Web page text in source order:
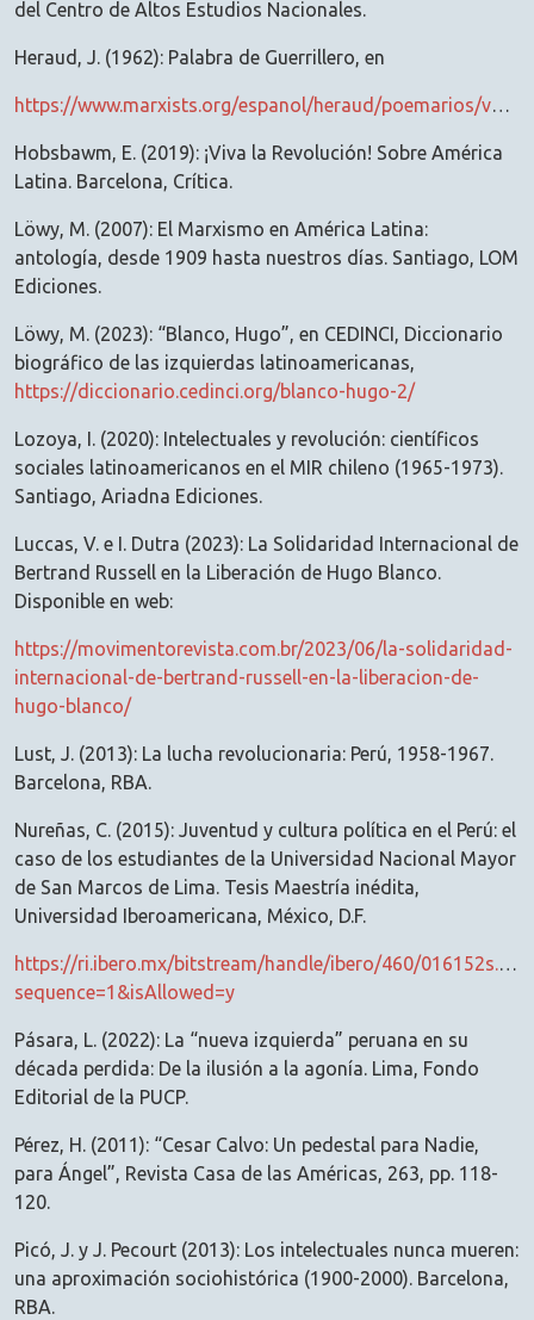
del Centro de Altos Estudios Nacionales.
Heraud, J. (1962): Palabra de Guerrillero, en
https://www.marxists.org/espanol/heraud/poemarios/varios/index.htm
Hobsbawm, E. (2019): ¡Viva la Revolución! Sobre América
Latina. Barcelona, Crítica.
Löwy, M. (2007): El Marxismo en América Latina:
antología, desde 1909 hasta nuestros días. Santiago, LOM
Ediciones.
Löwy, M. (2023): “Blanco, Hugo”, en CEDINCI, Diccionario
biográfico de las izquierdas latinoamericanas,
https://diccionario.cedinci.org/blanco-hugo-2/
Lozoya, I. (2020): Intelectuales y revolución: científicos
sociales latinoamericanos en el MIR chileno (1965-1973).
Santiago, Ariadna Ediciones.
Luccas, V. e I. Dutra (2023): La Solidaridad Internacional de
Bertrand Russell en la Liberación de Hugo Blanco.
Disponible en web:
https://movimentorevista.com.br/2023/06/la-solidaridad-
internacional-de-bertrand-russell-en-la-liberacion-de-
hugo-blanco/
Lust, J. (2013): La lucha revolucionaria: Perú, 1958-1967.
Barcelona, RBA.
Nureñas, C. (2015): Juventud y cultura política en el Perú: el
caso de los estudiantes de la Universidad Nacional Mayor
de San Marcos de Lima. Tesis Maestría inédita,
Universidad Iberoamericana, México, D.F.
https://ri.ibero.mx/bitstream/handle/ibero/460/
sequence=1&isAllowed=y
Pásara, L. (2022): La “nueva izquierda” peruana en su
década perdida: De la ilusión a la agonía. Lima, Fondo
Editorial de la PUCP.
Pérez, H. (2011): “Cesar Calvo: Un pedestal para Nadie,
para Ángel”, Revista Casa de las Américas, 263, pp. 118-
120.
Picó, J. y J. Pecourt (2013): Los intelectuales nunca mueren:
una aproximación sociohistórica (1900-2000). Barcelona,
RBA.